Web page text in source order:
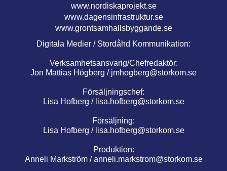
www.nordiskaprojekt.se
www.dagensinfrastruktur.se
www.grontsamhallsbyggande.se
Digitala Medier / Stordåhd Kommunikation:
Verksamhetsansvarig/Chefredaktör:
Jon Mattias Högberg / jmhogberg@storkom.se
Försäljningschef:
Lisa Hofberg / lisa.hofberg@storkom.se
Försäljning:
Lisa Hofberg / lisa.hofberg@storkom.se
Produktion:
Anneli Markström /anneli.markstrom@storkom.se